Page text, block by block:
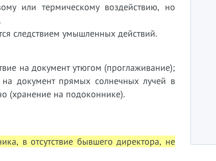
или термическому воздействию, но
следствием умышленных действий.
на документ утюгом (проглаживание);
документ прямых солнечных лучей в
(хранение на подоконнике).
в отсутствие бывшего директора, не